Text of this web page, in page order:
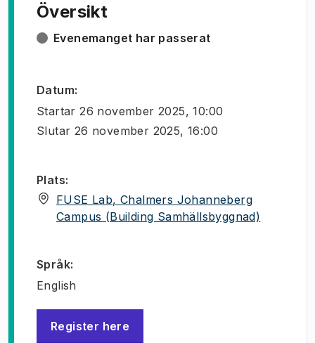
Översikt
Evenemanget har passerat
Datum:
Startar 26 november 2025, 10:00
Slutar 26 november 2025, 16:00
Plats:
FUSE Lab, Chalmers Johanneberg
Campus (Building Samhällsbyggnad)
Språk:
English
Register here
( Öppnas i ny flik